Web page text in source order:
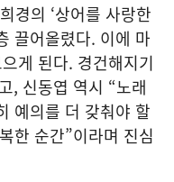
경의 ‘상어를 사랑한
끌어올렸다. 이에 마
게 된다. 경건해지기
, 신동엽 역시 “노래
예의를 더 갖춰야 할
한 순간”이라며 진심